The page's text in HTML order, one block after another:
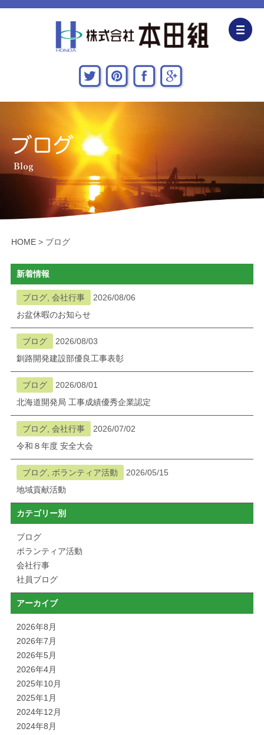
企業情報
CSR活動
主な施工実績
関連会社
お問い合わせ・アクセス
HOME> ブログ
新着情報
ブログ, 会社行事
2026/08/06
お盆休暇のお知らせ
ブログ
2026/08/03
釧路開発建設部優良工事表彰
ブログ
2026/08/01
北海道開発局 工事成績優秀企業認定
ブログ, 会社行事
2026/07/02
令和８年度 安全大会
ブログ, ボランティア活動
2026/05/15
地域貢献活動
カテゴリー別
ブログ
ボランティア活動
会社行事
社員ブログ
アーカイブ
2026年8月
2026年7月
2026年5月
2026年4月
2025年10月
2025年1月
2024年12月
2024年8月